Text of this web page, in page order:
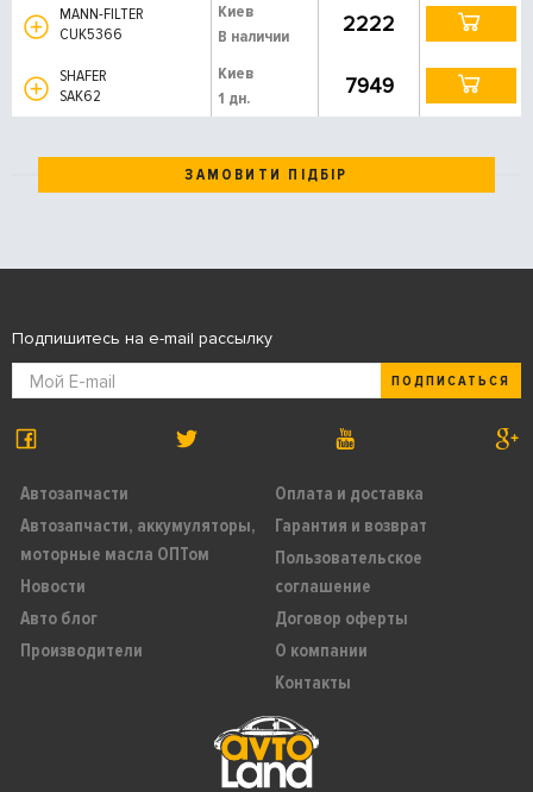
MANN-FILTER
CUK5366
Киев
В наличии
2222
SHAFER
SAK62
Киев
1 дн.
7949
ЗАМОВИТИ ПІДБІР
Автозапчасти
Автозапчасти, аккумуляторы,
моторные масла ОПТом
Новости
Авто блог
Производители
Оплата и доставка
Гарантия и возврат
Пользовательское
соглашение
Договор оферты
О компании
Контакты
Подпишитесь на e-mail рассылку
ПОДПИСАТЬСЯ